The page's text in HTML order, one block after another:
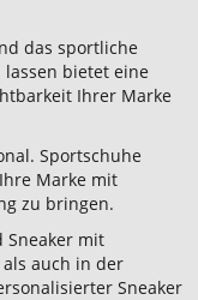
das sportliche
bietet eine
Ihrer Marke
Sportschuhe
Marke mit
zu bringen.
Sneaker mit
auch in der
Sneaker